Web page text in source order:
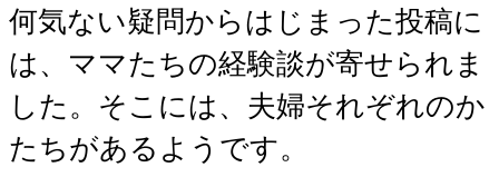
何気ない疑問からはじまった投稿に
は、ママたちの経験談が寄せられま
した。そこには、夫婦それぞれのか
たちがあるようです。